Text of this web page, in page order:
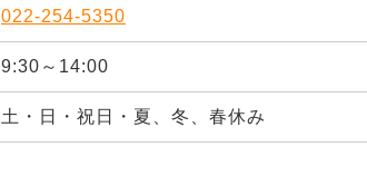
022-254-5350
9:30～14:00
土・日・祝日・夏、冬、春休み